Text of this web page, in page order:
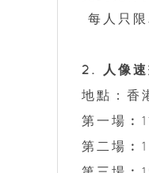
每⼈只
2. 人像速
地點：香
第一場
第二場